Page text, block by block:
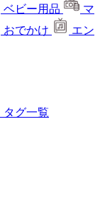
ベビー用品
マ
おでかけ
エン
タグ一覧